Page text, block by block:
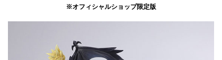
※オフィシャルショップ限定版